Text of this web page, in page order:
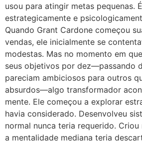
usou para atingir metas pequenas.
estrategicamente e
Quando Grant Cardone começou
vendas, ele inicialmente se
modestas. Mas no momento em
seus objetivos por dez—passando
pareciam ambiciosos para outros
absurdos—algo transformador
mente. Ele começou a explorar
havia considerado. Desenvolveu
normal nunca teria requerido. Criou
a mentalidade mediana teria